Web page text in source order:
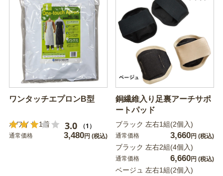
ワンタッチエプロンB型
3.0 （1）
ホワイト 1着
通常価格 3,480円 (税込)
銅繊維入り足裏アーチサポ
ートパッド
ブラック 左右1組(2個入)
通常価格 3,660円 (税込)
ブラック 左右2組(4個入)
通常価格 6,660円 (税込)
ベージュ 左右1組(2個入)